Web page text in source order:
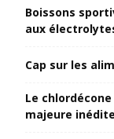
Boissons
aux
Cap sur les
Le
majeure inédite